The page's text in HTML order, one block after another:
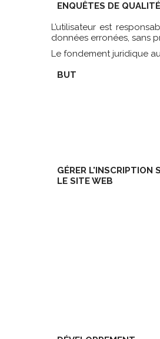
ENQUÊTES DE QUALITÉ
L’utilisateur est
données erronées, sans
Le fondement juridique
BUT
GÉRER L'INSCRIPTION
LE SITE WEB